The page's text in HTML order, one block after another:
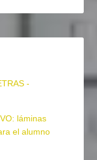
-
láminas
el alumno